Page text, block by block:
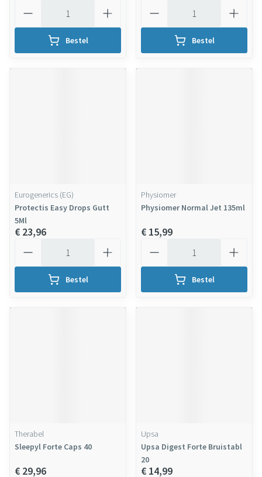
Bestel Bestel
Eurogenerics (EG)
Protectis Easy Drops Gutt
5Ml
€ 23,96
Bestel
Physiomer
Physiomer Normal Jet 135ml
€ 15,99
Bestel
Therabel
Sleepyl Forte Caps 40
€ 29,96
Upsa
Upsa Digest Forte Bruistabl
20
€ 14,99